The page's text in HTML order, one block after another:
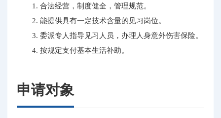
1. 合法经营，制度健全，管理规范。
2. 能提供具有一定技术含量的见习岗位。
3. 委派专人指导见习人员，办理人身意外伤害保险。
4. 按规定支付基本生活补助。
申请对象